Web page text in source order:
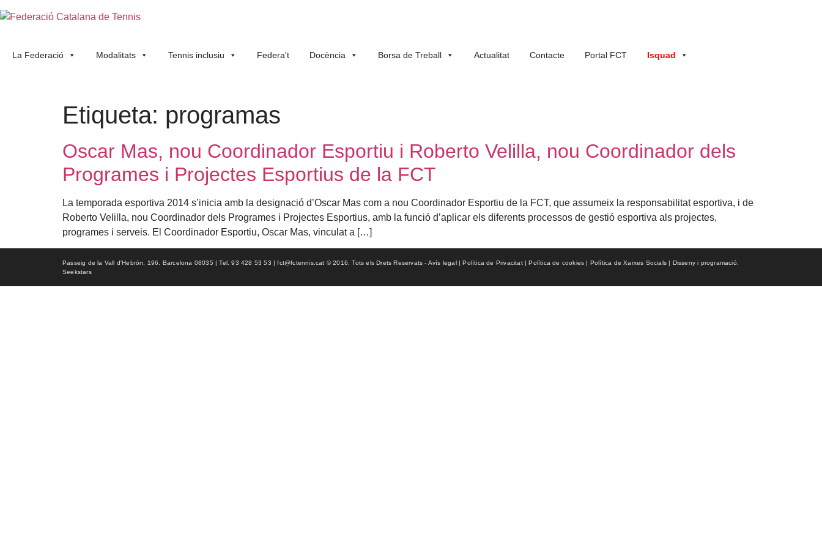
La Federació Modalitats Tennis inclusiu Federa't Docència Borsa de Treball Actualitat Contacte Portal FCT Isquad
Etiqueta: programas
Oscar Mas, nou Coordinador Esportiu i Roberto Velilla, nou Coordinador dels
Programes i Projectes Esportius de la FCT
La temporada esportiva 2014 s’inicia amb la designació d’Oscar Mas com a nou Coordinador Esportiu de la FCT, que assumeix la responsabilitat esportiva, i de
Roberto Velilla, nou Coordinador dels Programes i Projectes Esportius, amb la funció d’aplicar els diferents processos de gestió esportiva als projectes,
programes i serveis. El Coordinador Esportiu, Oscar Mas, vinculat a […]
Passeig de la Vall d'Hebrón, 196. Barcelona 08035 | Tel. 93 428 53 53 | fct@fctennis.cat © 2016, Tots els Drets Reservats - Avís legal | Política de Privacitat | Política de cookies | Política de Xarxes Socials | Disseny i programació:
Seekstars